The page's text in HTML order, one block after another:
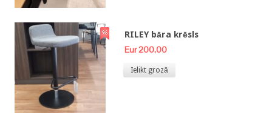
RILEY bāra krēsls
Eur 200,00
Ielikt grozā